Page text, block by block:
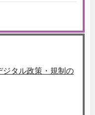
ジタル政策・規制の